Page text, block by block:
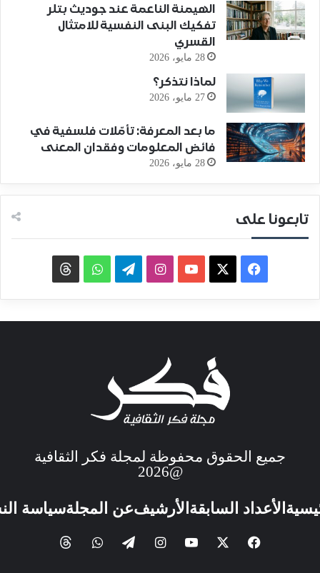
الهيمنة الناعمة عند جوديث بتلر
تفكيك البنى النفسية للامتثال
القسري
28 مايو، 2026
لماذا نتذكر؟
27 مايو، 2026
ما بعد المعرفة: تأمّلات فلسفية في
فائض المعلومات وفقدان المعنى
28 مايو، 2026
تابعونا على
جميع الحقوق محفوظة لمجلة فكر الثقافية
@2026
الأعداد السابقة الأرشيفعن المجلةسياسة